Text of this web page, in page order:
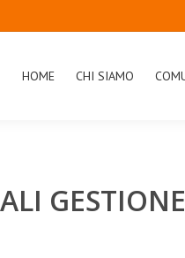
HOME CHI SIAMO